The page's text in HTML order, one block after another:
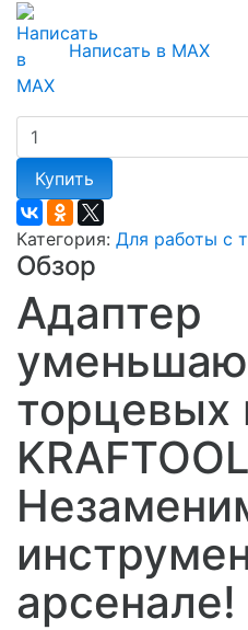
Написать в MAX
Купить
Категория: Для работы с
Обзор
Адаптер
торцевых
арсенале!